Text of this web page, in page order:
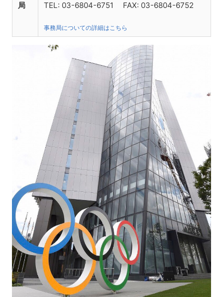
局
TEL: 03-6804-6751 FAX: 03-6804-6752
事務局についての詳細はこちら